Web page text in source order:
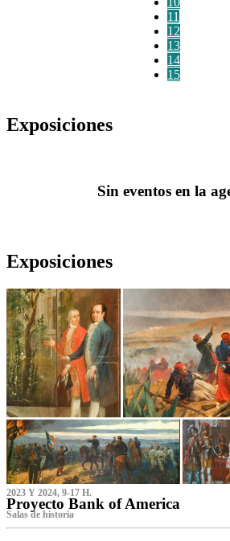
11
12
13
14
15
Exposiciones
Sin eventos en la
Exposiciones
2023 Y 2024, 9-17 H.
Proyecto Bank of America
S‌alas de historia